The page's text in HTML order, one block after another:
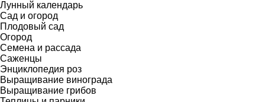
Лунный календарь
Сад и огород
Плодовый сад
Огород
Семена и рассада
Саженцы
Энциклопедия роз
Выращивание винограда
Выращивание грибов